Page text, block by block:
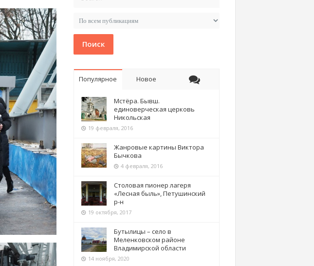
Поиск
Популярное Новое
Мстёра. Бывш.
единоверческая церковь
Никольская
19 февраля, 2016
Жанровые картины Виктора
Бычкова
4 февраля, 2016
Столовая пионер лагеря
«Лесная быль», Петушинский
р-н
19 октября, 2017
Бутылицы – село в
Меленковском районе
Владимирской области
14 ноября, 2020